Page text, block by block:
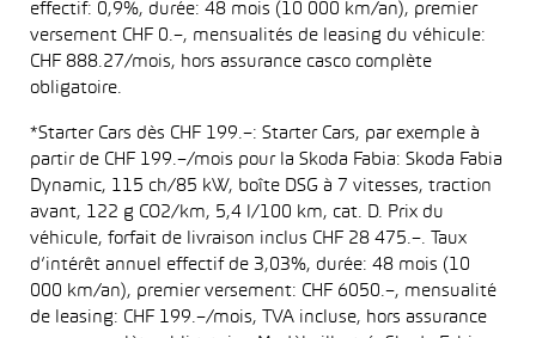
effectif: 0,9%, durée: 48 mois (10 000 km/an), premier
versement CHF 0.–, mensualités de leasing du véhicule:
CHF 888.27/mois, hors assurance casco complète
obligatoire.
*Starter Cars dès CHF 199.–: Starter Cars, par exemple à
partir de CHF 199.–/mois pour la Skoda Fabia: Skoda Fabia
Dynamic, 115 ch/85 kW, boîte DSG à 7 vitesses, traction
avant, 122 g CO2/km, 5,4 l/100 km, cat. D. Prix du
véhicule, forfait de livraison inclus CHF 28 475.–. Taux
d’intérêt annuel effectif de 3,03%, durée: 48 mois (10
000 km/an), premier versement: CHF 6050.–, mensualité
de leasing: CHF 199.–/mois, TVA incluse, hors assurance